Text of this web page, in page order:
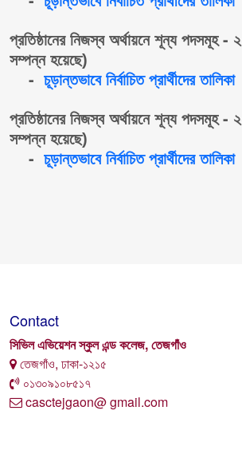
প্রতিষ্ঠানের নিজস্ব অর্থায়নে শূন্য পদসমূহ-
সম্পন্ন হয়েছে)
- চূড়ান্তভাবে নির্বাচিত প্রার্থীদের তালিকা
প্রতিষ্ঠানের নিজস্ব অর্থায়নে শূন্য পদসমূহ-
সম্পন্ন হয়েছে)
- চূড়ান্তভাবে নির্বাচিত প্রার্থীদের তালিকা
Contact
সিভিল এভিয়েশন স্কুল এন্ড কলেজ, তেজগাঁও
তেজগাঁও, ঢাকা-১২১৫
০১৩০৯১০৮৫১৭
casctejgaon@ gmail.com